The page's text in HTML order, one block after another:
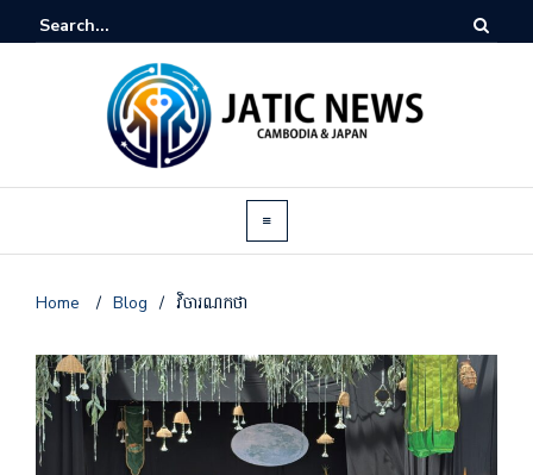
Home / Blog / វិចារណកថា